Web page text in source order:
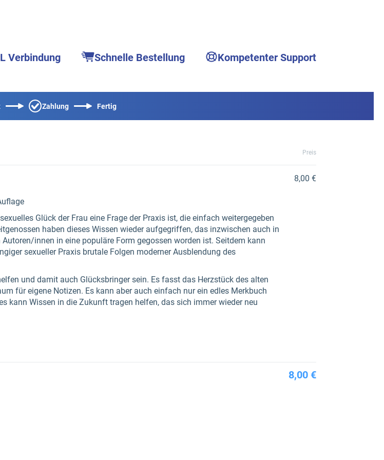
Verbindung Schnelle Bestellung Kompetenter Support
Zahlung Fertig
Preis
Glück der Frau eine Frage der Praxis ist, die einfach weitergegeben
haben dieses Wissen wieder aufgegriffen, das inzwischen auch in
innen in eine populäre Form gegossen worden ist. Seitdem kann
sexueller Praxis brutale Folgen moderner Ausblendung des
und damit auch Glücksbringer sein. Es fasst das Herzstück des alten
für eigene Notizen. Es kann aber auch einfach nur ein edles Merkbuch
kann Wissen in die Zukunft tragen helfen, das sich immer wieder neu
8,00 €
8,00 €